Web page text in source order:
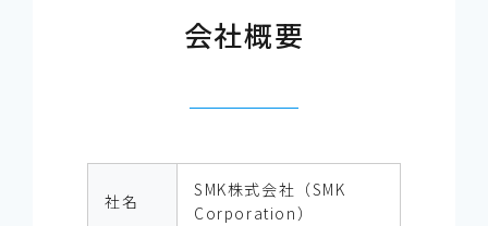
会社概要
社名
SMK株式会社（SMK
Corporation）